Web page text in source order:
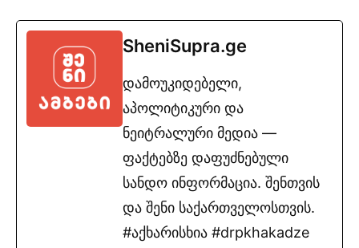
SheniSupra.ge
დამოუკიდებელი,
აპოლიტიკური და
ნეიტრალური მედია —
ფაქტებზე დაფუძნებული
სანდო ინფორმაცია. შენთვის
და შენი საქართველოსთვის.
#აქხარისხია #drpkhakadze